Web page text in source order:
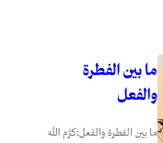
ما بين الفطرة
والفعل
ما بين الفطرة والفعل:كرَّم الله